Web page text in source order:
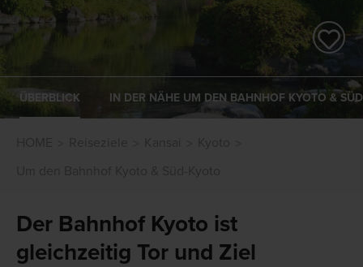
ÜBERBLICK IN DER NÄHE UM DEN BAHNHOF KYOTO &
Der Bahnhof Kyoto ist
gleichzeitig Tor und Ziel